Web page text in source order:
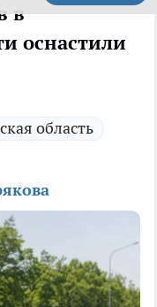
в
оснастили
область